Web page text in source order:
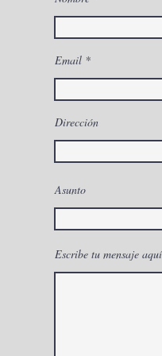
Email
Dirección
Asunto
Escribe tu mensaje